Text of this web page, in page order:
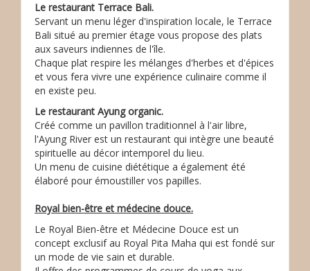
Le restaurant Terrace Bali.
Servant un menu léger d'inspiration locale, le Terrace
Bali situé au premier étage vous propose des plats
aux saveurs indiennes de l'île.
Chaque plat respire les mélanges d'herbes et d'épices
et vous fera vivre une expérience culinaire comme il
en existe peu.
Le restaurant Ayung organic.
Créé comme un pavillon traditionnel à l'air libre,
l'Ayung River est un restaurant qui intègre une beauté
spirituelle au décor intemporel du lieu.
Un menu de cuisine diététique a également été
élaboré pour émoustiller vos papilles.
Royal bien-être et médecine douce.
Le Royal Bien-être et Médecine Douce est un
concept exclusif au Royal Pita Maha qui est fondé sur
un mode de vie sain et durable.